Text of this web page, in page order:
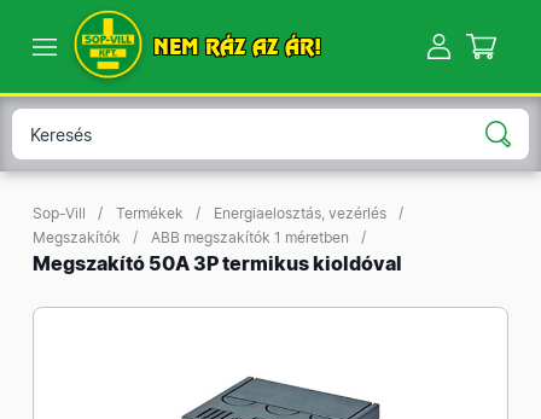
NEM RÁZ AZ ÁR!
Sop-Vill Termékek
Energiaelosztás, vezérlés
Megszakítók
ABB megszakítók 1 méretben
Megszakító 50A 3P termikus kioldóval